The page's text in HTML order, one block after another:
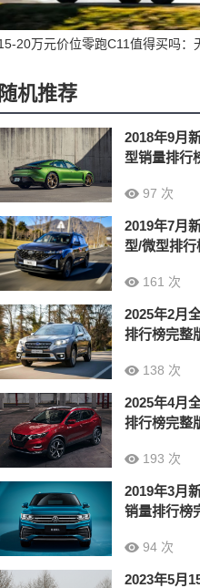
随机推荐
2018年9月
型销量排行
97 次
2019年7月
型/微型排
161 次
2025年2月
排行榜完整
138 次
2025年4月
排行榜完整
193 次
2019年3月
销量排行榜
94 次
2023年5月